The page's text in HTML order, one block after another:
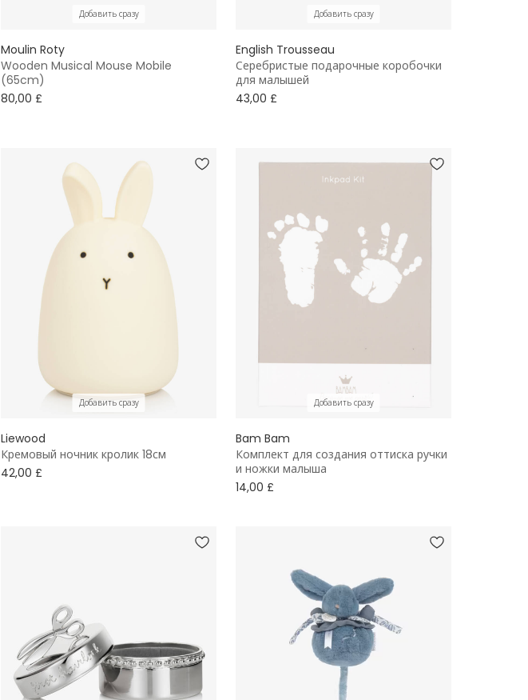
Добавить сразу
Moulin Roty
Wooden Musical Mouse Mobile
(65cm)
80,00 £
Добавить сразу
English Trousseau
Серебристые подарочные коробочки
для малышей
43,00 £
Добавить сразу
Liewood
Кремовый ночник кролик 18см
42,00 £
Добавить сразу
Bam Bam
Комплект для создания оттиска ручки
и ножки малыша
14,00 £